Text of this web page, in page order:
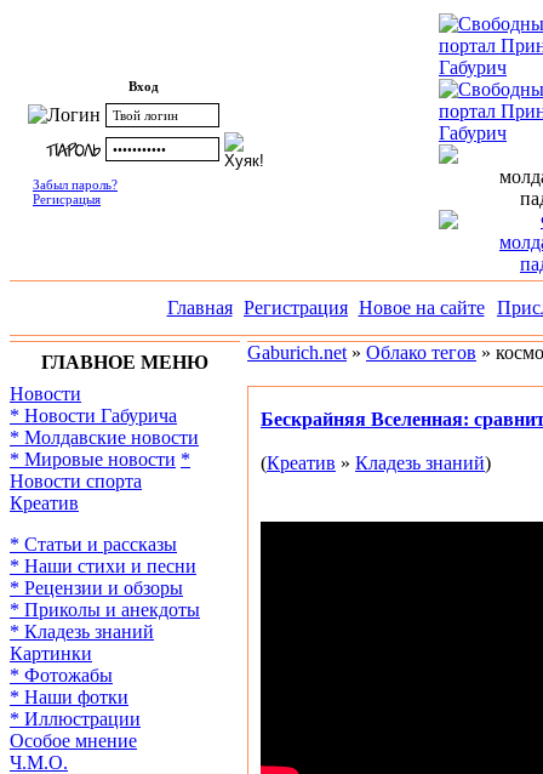
Вход
Забыл пароль?
Регисрацыя
Главная Регистрация Новое на сайте
ГЛАВНОЕ МЕНЮ
Новости
* Новости Габурича
* Молдавские новости
* Мировые новости *
Новости спорта
Креатив
* Статьи и рассказы
* Наши стихи и песни
* Рецензии и обзоры
* Приколы и анекдоты
* Кладезь знаний
Картинки
* Фотожабы
* Наши фотки
* Иллюстрации
Особое мнение
Ч.М.О.
Gaburich.net » Облако тегов »
Бескрайняя Вселенная:
(Креатив » Кладезь знаний)